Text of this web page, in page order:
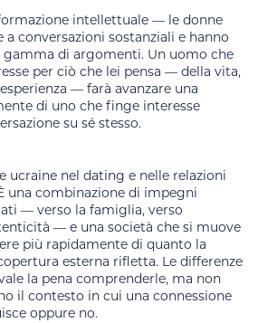
intellettuale — le donne
conversazioni sostanziali e hanno
gamma di argomenti. Un uomo che
per ciò che lei pensa — della vita,
— farà avanzare una
di uno che finge interesse
su sé stesso.
ucraine nel dating e nelle relazioni
una combinazione di impegni
— verso la famiglia, verso
— e una società che si muove
più rapidamente di quanto la
esterna rifletta. Le differenze
la pena comprenderle, ma non
il contesto in cui una connessione
oppure no.